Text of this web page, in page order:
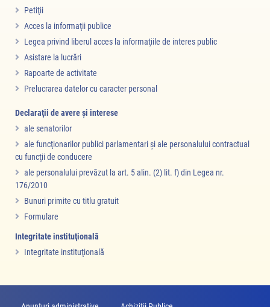
Petiţii
Acces la informaţii publice
Legea privind liberul acces la informaţiile de interes public
Asistare la lucrări
Rapoarte de activitate
Prelucrarea datelor cu caracter personal
Declaraţii de avere şi interese
ale senatorilor
ale funcţionarilor publici parlamentari şi ale personalului contractual
cu funcţii de conducere
ale personalului prevăzut la art. 5 alin. (2) lit. f) din Legea nr.
176/2010
Bunuri primite cu titlu gratuit
Formulare
Integritate instituţională
Integritate instituţională